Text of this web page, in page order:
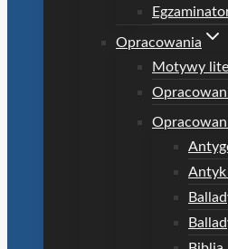
Opracowania
Motywy
Antyk